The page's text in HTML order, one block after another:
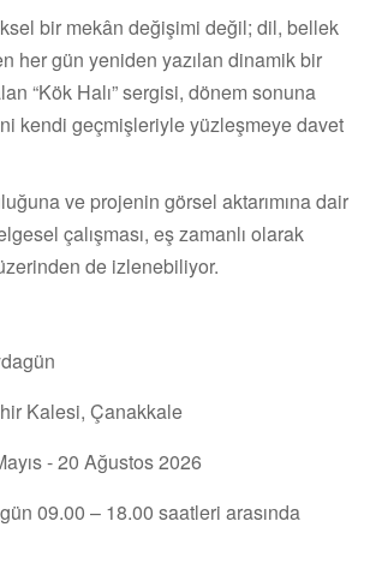
bir mekân değişimi değil; dil, bellek
her gün yeniden yazılan dinamik bir
“Kök Halı” sergisi, dönem sonuna
kendi geçmişleriyle yüzleşmeye davet
ve projenin görsel aktarımına dair
çalışması, eş zamanlı olarak
de izlenebiliyor.
Kalesi, Çanakkale
- 20 Ağustos 2026
09.00 – 18.00 saatleri arasında